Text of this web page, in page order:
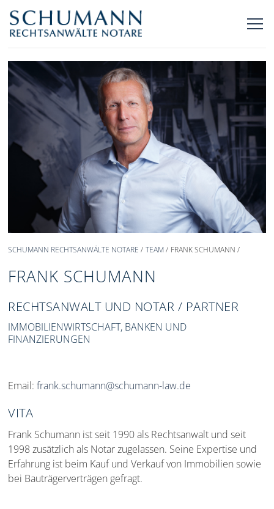
SCHUMANN RECHTSANWÄLTE NOTARE TEAM FRANK SCHUMANN
FRANK SCHUMANN
RECHTSANWALT UND NOTAR / PARTNER
IMMOBILIENWIRTSCHAFT, BANKEN UND
FINANZIERUNGEN
Email:frank.schumann@schumann-law.de
VITA
Frank Schumann ist seit 1990 als Rechtsanwalt und seit
1998 zusätzlich als Notar zugelassen. Seine Expertise und
Erfahrung ist beim Kauf und Verkauf von Immobilien sowie
bei Bauträgerverträgen gefragt.